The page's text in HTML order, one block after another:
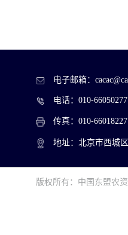
电子邮箱：
电话：010-66050277
传真：010-66018227
地址：北京市西城
版权所有：中国东盟农